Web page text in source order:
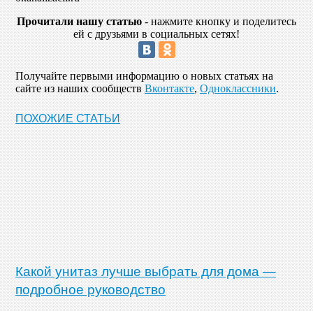
Прочитали нашу статью - нажмите кнопку и поделитесь
ей с друзьями в социальных сетях!
Получайте первыми информацию о новых статьях на
сайте из наших сообществ Вконтакте, Одноклассники.
ПОХОЖИЕ СТАТЬИ
Какой унитаз лучше выбрать для дома —
подробное руководство